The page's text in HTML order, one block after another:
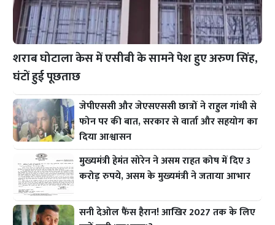
शराब घोटाला केस में एसीबी के सामने पेश हुए अरुण सिंह,
घंटों हुई पूछताछ
जेपीएससी और जेएसएससी छात्रों ने राहुल गांधी से
फोन पर की बात, सरकार से वार्ता और सहयोग का
दिया आश्वासन
मुख्यमंत्री हेमंत सोरेन ने असम राहत कोष में दिए 3
करोड़ रुपये, असम के मुख्यमंत्री ने जताया आभार
सनी देओल फैंस हैरान! आखिर 2027 तक के लिए